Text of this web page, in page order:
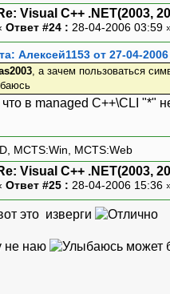
Visual C++ .NET(2003,
Ответ #24 : 28-04-2006 03:59
Алексей1153 от 27-04-
, а зачем пользоваться
в managed C++\CLI "*"
MCTS:Win, MCTS:Web
Visual C++ .NET(2003,
Ответ #25 : 28-04-2006 15:36
это изверги
не наю может